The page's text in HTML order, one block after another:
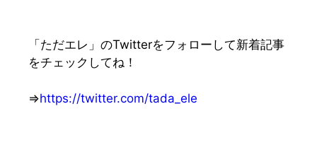
「ただエレ」のTwitterをフォローして新着記事
をチェックしてね！
⇒https://twitter.com/tada_ele